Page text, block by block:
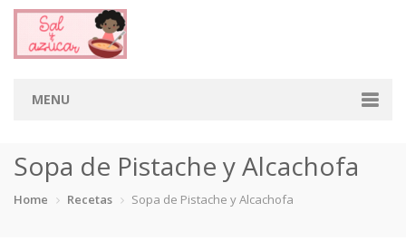
MENU
Categorias
Sopa de Pistache y Alcachofa
Home Recetas Sopa de Pistache y Alcachofa